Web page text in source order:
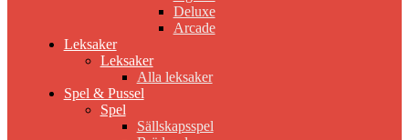
Deluxe
Arcade
Leksaker
Leksaker
Alla leksaker
Spel & Pussel
Spel
Sällskapsspel